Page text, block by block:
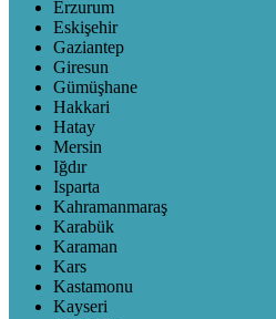
Erzurum
Eskişehir
Gaziantep
Giresun
Gümüşhane
Hakkari
Hatay
Mersin
Iğdır
Isparta
Kahramanmaraş
Karabük
Karaman
Kars
Kastamonu
Kayseri